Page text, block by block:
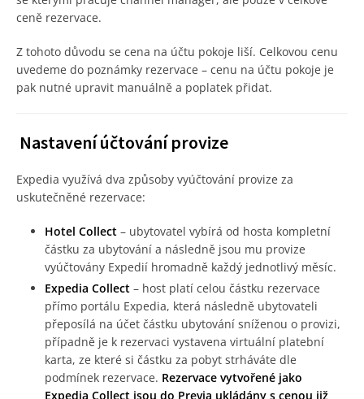
ceně rezervace.
Z tohoto důvodu se cena na účtu pokoje liší. Celkovou cenu
uvedeme do poznámky rezervace – cenu na účtu pokoje je
pak nutné upravit manuálně a poplatek přidat.
Nastavení účtování provize
Expedia využívá dva způsoby vyúčtování provize za
uskutečněné rezervace:
Hotel Collect – ubytovatel vybírá od hosta kompletní
částku za ubytování a následně jsou mu provize
vyúčtovány Expedií hromadně každý jednotlivý měsíc.
Expedia Collect – host platí celou částku rezervace
přímo portálu Expedia, která následně ubytovateli
přeposílá na účet částku ubytování sníženou o provizi,
případně je k rezervaci vystavena virtuální platební
karta, ze které si částku za pobyt strháváte dle
podmínek rezervace. Rezervace vytvořené jako
Expedia Collect jsou do Previa ukládány s cenou již